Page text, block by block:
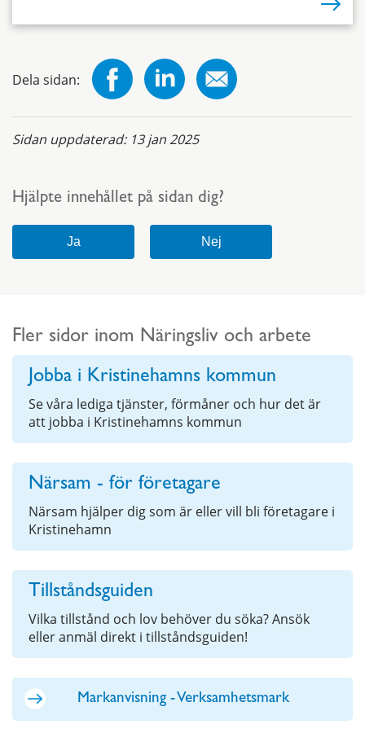
Dela sidan:
Sidan uppdaterad: 13 jan 2025
Hjälpte innehållet på sidan dig?
Fler sidor inom Näringsliv och arbete
Jobba i Kristinehamns kommun
Se våra lediga tjänster, förmåner och hur det är
att jobba i Kristinehamns kommun
Närsam - för företagare
Närsam hjälper dig som är eller vill bli företagare i
Kristinehamn
Tillståndsguiden
Vilka tillstånd och lov behöver du söka? Ansök
eller anmäl direkt i tillståndsguiden!
Markanvisning - Verksamhetsmark